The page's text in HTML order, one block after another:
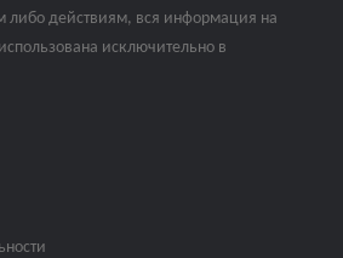
либо действиям, вся информация на
исключительно в